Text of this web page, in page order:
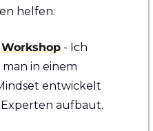
helfen:
- Ich
in einem
entwickelt
aufbaut.